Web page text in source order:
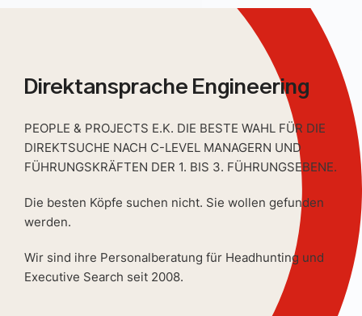
Direktansprache Engineering
PEOPLE & PROJECTS E.K. DIE BESTE WAHL FÜR DIE
DIREKTSUCHE NACH C-LEVEL MANAGERN UND
FÜHRUNGSKRÄFTEN DER 1. BIS 3. FÜHRUNGSEBENE.
Die besten Köpfe suchen nicht. Sie wollen gefunden
werden.
Wir sind ihre Personalberatung für Headhunting und
Executive Search seit 2008.